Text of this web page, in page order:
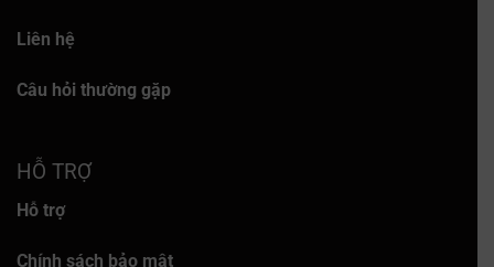
Liên hệ
Câu hỏi thường gặp
HỖ TRỢ
Hỗ trợ
Chính sách bảo mật